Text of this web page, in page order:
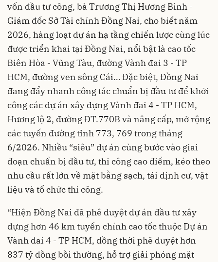
vốn đầu tư công, bà Trương Thị Hương Bình -
Giám đốc Sở Tài chính Đồng Nai, cho biết năm
2026, hàng loạt dự án hạ tầng chiến lược cùng lúc
được triển khai tại Đồng Nai, nổi bật là cao tốc
Biên Hòa - Vũng Tàu, đường Vành đai 3 - TP
HCM, đường ven sông Cái… Đặc biệt, Đồng Nai
đang đẩy nhanh công tác chuẩn bị đầu tư để khởi
công các dự án xây dựng Vành đai 4 - TP HCM,
Hương lộ 2, đường ĐT.770B và nâng cấp, mở rộng
các tuyến đường tỉnh 773, 769 trong tháng
6/2026. Nhiều “siêu” dự án cùng bước vào giai
đoạn chuẩn bị đầu tư, thi công cao điểm, kéo theo
nhu cầu rất lớn về mặt bằng sạch, tái định cư, vật
liệu và tổ chức thi công.
“Hiện Đồng Nai đã phê duyệt dự án đầu tư xây
dựng hơn 46 km tuyến chính cao tốc thuộc Dự án
Vành đai 4 - TP HCM, đồng thời phê duyệt hơn
837 tỷ đồng bồi thường, hỗ trợ giải phóng mặt